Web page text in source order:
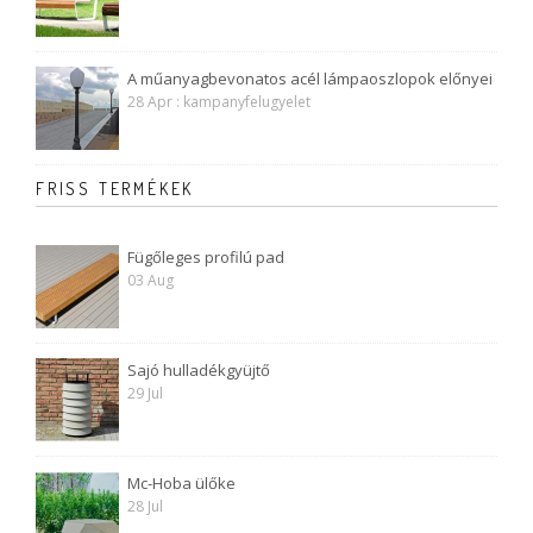
A műanyagbevonatos acél lámpaoszlopok előnyei
28 Apr : kampanyfelugyelet
FRISS TERMÉKEK
Fügőleges profilú pad
03 Aug
Sajó hulladékgyüjtő
29 Jul
Mc-Hoba ülőke
28 Jul